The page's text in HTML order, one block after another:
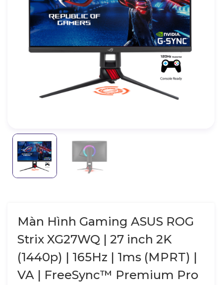
Màn Hình Gaming ASUS ROG
Strix XG27WQ | 27 inch 2K
(1440p) | 165Hz | 1ms (MPRT) |
VA | FreeSync™ Premium Pro